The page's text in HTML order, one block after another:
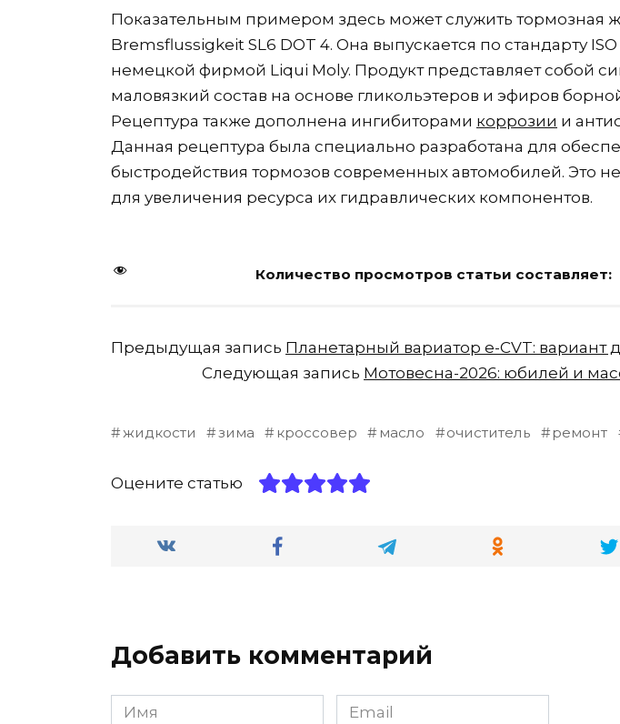
Показательным примером здесь может служить тормозная
Bremsflussigkeit SL6 DOT 4. Она выпускается по стандарту ISO
немецкой фирмой Liqui Moly. Продукт представляет собой
маловязкий состав на основе гликольэтеров и эфиров
Рецептура также дополнена ингибиторами коррозии и
Данная рецептура была специально разработана для
быстродействия тормозов современных автомобилей. Это
для увеличения ресурса их гидравлических компонентов.
Количество просмотров статьи составляет:
Предыдущая запись Планетарный вариатор e-CVT: вариант
Следующая запись Мотовесна-2026: юбилей и
жидкости зима кроссовер масло очиститель ремонт
Оцените статью
Добавить комментарий
Имя
Email